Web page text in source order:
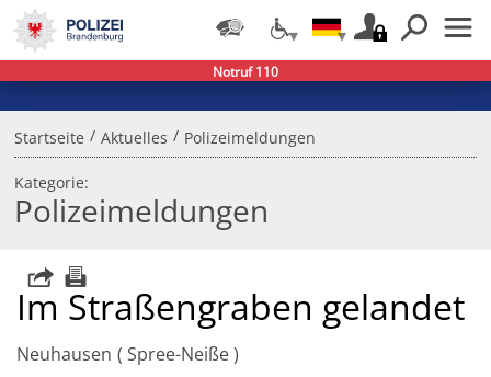
Startseite / Aktuelles / Polizeimeldungen
Kategorie:
Polizeimeldungen
Im Straßengraben gelandet
Neuhausen Spree-Neiße
Notruf 110